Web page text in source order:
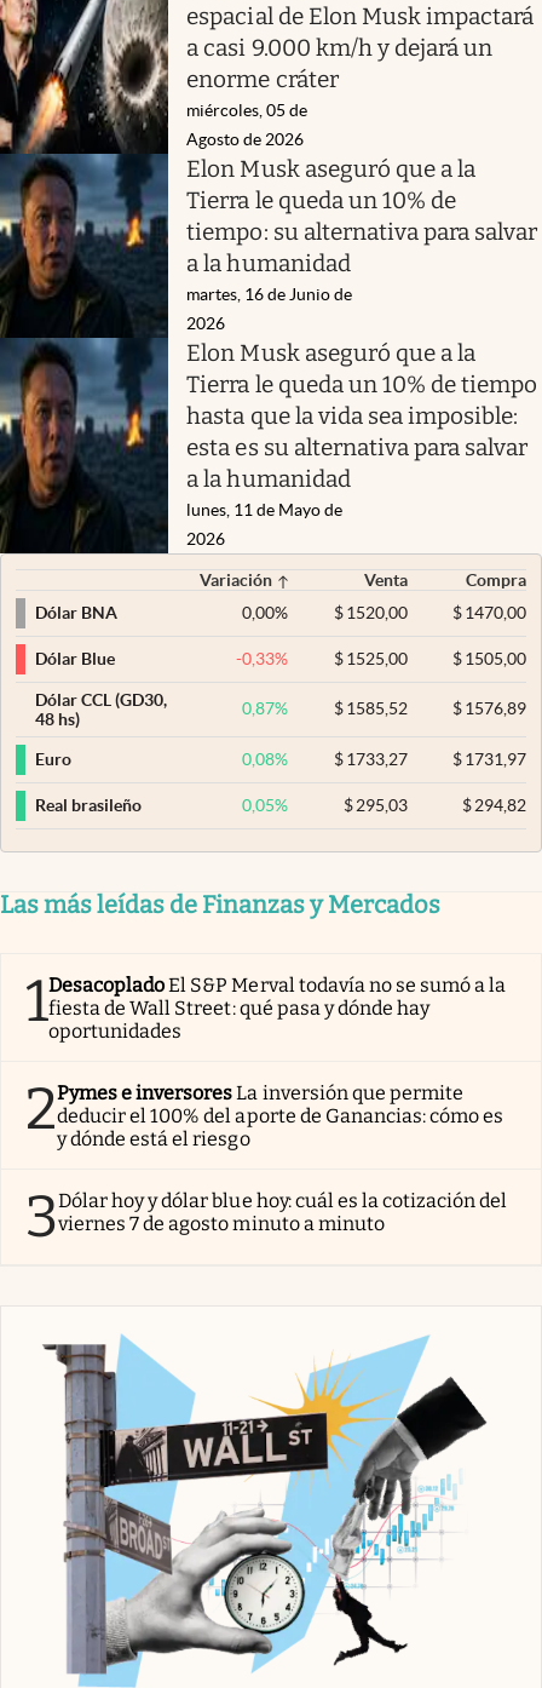
espacial de Elon Musk impactará
a casi 9.000 km/h y dejará un
enorme cráter
miércoles, 05 de
Agosto de 2026
Elon Musk aseguró que a la
Tierra le queda un 10% de
tiempo: su alternativa para salvar
a la humanidad
martes, 16 de Junio de
2026
Elon Musk aseguró que a la
Tierra le queda un 10% de tiempo
hasta que la vida sea imposible:
esta es su alternativa para salvar
a la humanidad
lunes, 11 de Mayo de
2026
Variación Venta
Compra
Dólar BNA
0,00% $ 1520,00 $1470,00
Dólar Blue -0,33% $ 1525,00 $1505,00
Dólar CCL (GD30,
48 hs)
0,87% $ 1585,52 $1576,89
Euro 0,08% $ 1733,27 $1731,97
Real brasileño 0,05% $ 295,03 $294,82
Las más leídas de Finanzas y Mercados
1DesacopladoEl S&P Merval todavía no se sumó a la
fiesta de Wall Street: qué pasa y dónde hay
oportunidades
2Pymes e inversoresLa inversión que permite
deducir el 100% del aporte de Ganancias: cómo es
y dónde está el riesgo
3Dólar hoy y dólar blue hoy: cuál es la cotización del
viernes 7 de agosto minuto a minuto